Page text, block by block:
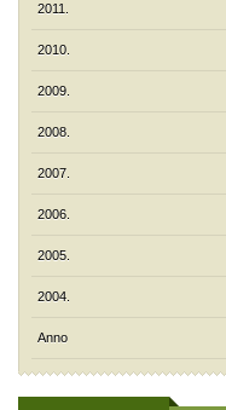
2011.
2010.
2009.
2008.
2007.
2006.
2005.
2004.
Anno